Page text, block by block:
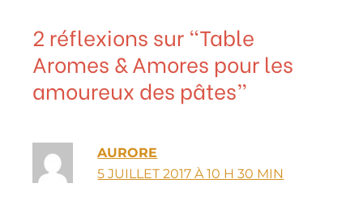
2 réflexions sur “Table
Aromes & Amores pour les
amoureux des pâtes”
AURORE
5 JUILLET 2017 À 10 H 30 MIN